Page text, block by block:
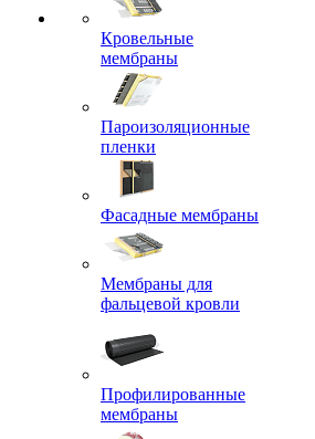
Кровельные
мембраны
Пароизоляционные
пленки
Фасадные мембраны
Мембраны для
фальцевой кровли
Профилированные
мембраны